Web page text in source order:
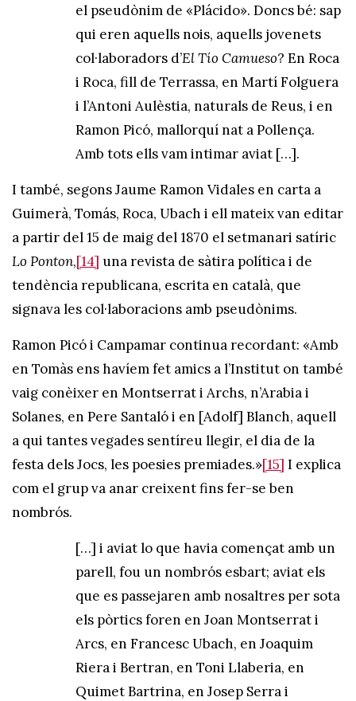
el pseudònim de «Plácido». Doncs bé: sap
qui eren aquells nois, aquells jovenets
col·laboradors d’El Tío Camueso? En Roca
i Roca, fill de Terrassa, en Martí Folguera
i l’Antoni Aulèstia, naturals de Reus, i en
Ramon Picó, mallorquí nat a Pollença.
Amb tots ells vam intimar aviat […].
I també, segons Jaume Ramon Vidales en carta a
Guimerà, Tomás, Roca, Ubach i ell mateix van editar
a partir del 15 de maig del 1870 el setmanari satíric
Lo Ponton,[14] una revista de sàtira política i de
tendència republicana, escrita en català, que
signava les col·laboracions amb pseudònims.
Ramon Picó i Campamar continua recordant: «Amb
en Tomàs ens havíem fet amics a l’Institut on també
vaig conèixer en Montserrat i Archs, n’Arabia i
Solanes, en Pere Santaló i en [Adolf] Blanch, aquell
a qui tantes vegades sentíreu llegir, el dia de la
festa dels Jocs, les poesies premiades.»[15] I explica
com el grup va anar creixent fins fer-se ben
nombrós.
[…] i aviat lo que havia començat amb un
parell, fou un nombrós esbart; aviat els
que es passejaren amb nosaltres per sota
els pòrtics foren en Joan Montserrat i
Arcs, en Francesc Ubach, en Joaquim
Riera i Bertran, en Toni Llaberia, en
Quimet Bartrina, en Josep Serra i